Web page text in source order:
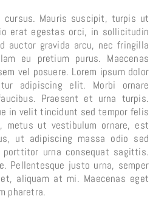
cursus. Mauris suscipit, turpis ut
erat egestas orci, in sollicitudin
auctor gravida arcu, nec fringilla
eu pretium purus. Maecenas
vel posuere. Lorem ipsum dolor
adipiscing elit. Morbi ornare
Praesent et urna turpis.
in velit tincidunt sed tempor felis
metus ut vestibulum ornare, est
ut adipiscing massa odio sed
urna consequat sagittis.
Pellentesque justo urna, semper
aliquam at mi. Maecenas eget
pharetra.